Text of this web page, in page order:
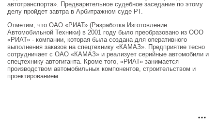
автотранспорта». Предварительное судебное заседание по этому
делу пройдет завтра в Арбитражном суде РТ.
Отметим, что ОАО «РИАТ» (Разработка Изготовление
Автомобильной Техники) в 2001 году было преобразовано из ООО
«РИАТ» - компании, которая была создана для оперативного
выполнения заказов на спецтехнику «КАМАЗ». Предприятие тесно
сотрудничает с ОАО «КАМАЗ» и реализует серийные автомобили и
спецтехнику автогиганта. Кроме того, «РИАТ» занимается
производством автомобильных компонентов, строительством и
проектированием.